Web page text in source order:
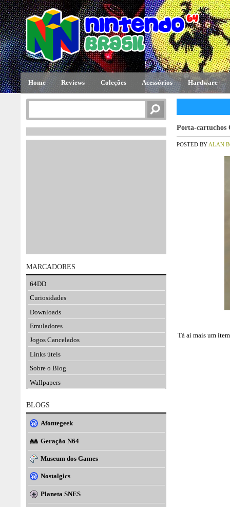
Home Reviews Coleções Acessórios Hardware
Porta-cartuchos
POSTED BY ALAN
Tá aí mais um
MARCADORES
64DD
Curiosidades
Downloads
Emuladores
Jogos Cancelados
Links úteis
Sobre o Blog
Wallpapers
BLOGS
Afontegeek
Geração N64
Museum dos Games
Nostalgics
Planeta SNES